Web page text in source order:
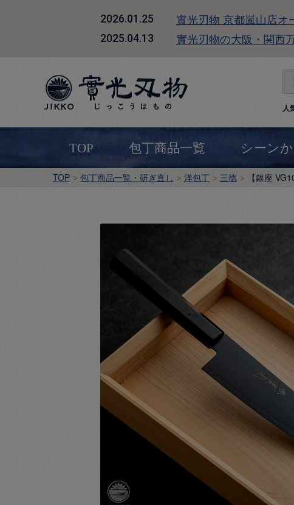
2026.01.25 實光刃物 京都嵐山店オ
2025.04.13 實光刃物の大阪・関西
人
TOP 包丁商品一覧 シーン
TOP 包丁商品一覧・研ぎ直し 洋包丁 三徳 【銀座